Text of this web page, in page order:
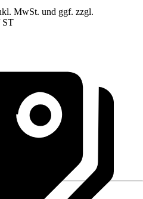
MwSt. und ggf. zzgl.
ST